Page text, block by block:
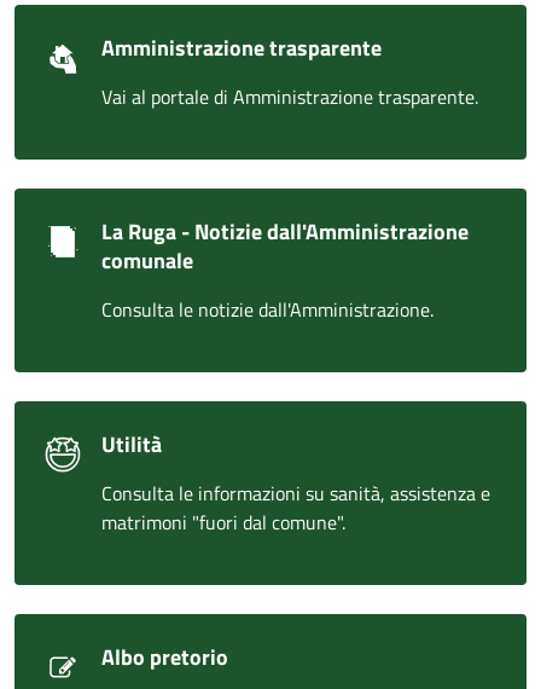
Amministrazione trasparente
Vai al portale di Amministrazione trasparente.
La Ruga - Notizie dall'Amministrazione
comunale
Consulta le notizie dall'Amministrazione.
Utilità
Consulta le informazioni su sanità, assistenza e
matrimoni "fuori dal comune".
Albo pretorio